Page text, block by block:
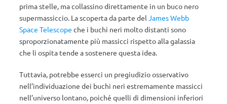
prima stelle, ma collassino direttamente in un buco nero
supermassiccio. La scoperta da parte del James Webb
Space Telescope che i buchi neri molto distanti sono
sproporzionatamente più massicci rispetto alla galassia
che li ospita tende a sostenere questa idea.
Tuttavia, potrebbe esserci un pregiudizio osservativo
nell’individuazione dei buchi neri estremamente massicci
nell’universo lontano, poiché quelli di dimensioni inferiori